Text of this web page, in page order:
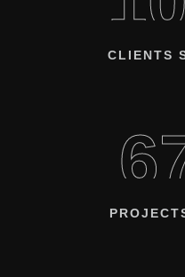
CLIENTS